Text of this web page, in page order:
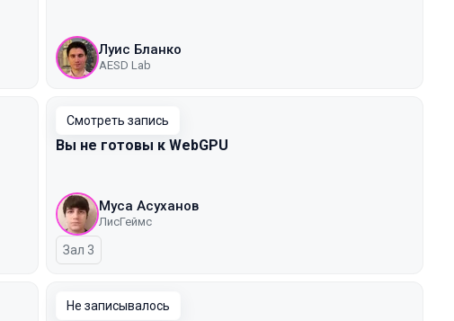
Луис Бланко
AESD Lab
Смотреть запись
Вы не готовы к WebGPU
Муса Асуханов
ЛисГеймс
Зал 3
Не записывалось